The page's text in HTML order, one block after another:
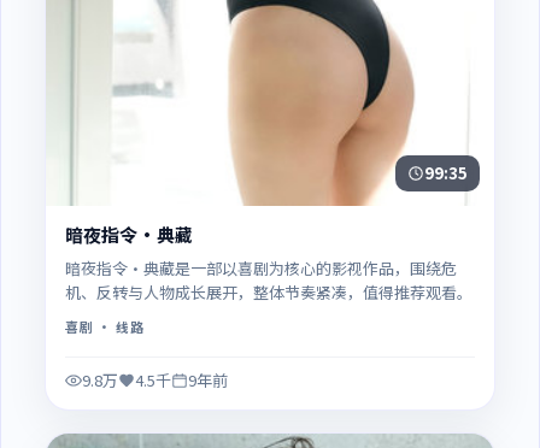
99:35
暗夜指令·典藏
暗夜指令·典藏是一部以喜剧为核心的影视作品，围绕危
机、反转与人物成长展开，整体节奏紧凑，值得推荐观看。
喜剧 · 线路
9.8万 4.5千 9年前